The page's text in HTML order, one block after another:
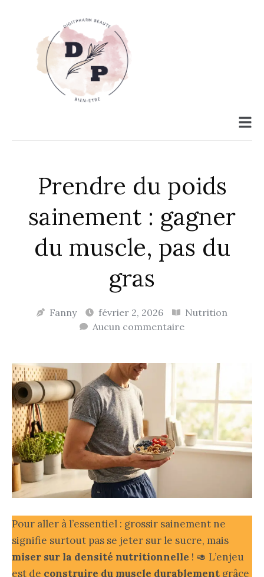
Prendre du poids
sainement : gagner
du muscle, pas du
gras
Fanny février 2, 2026
Nutrition
Aucun commentaire
Pour aller à l’essentiel : grossir sainement ne
signifie surtout pas se jeter sur le sucre, mais
miser sur la densité nutritionnelle ! 🥑 L’enjeu
est de construire du muscle durablement grâce